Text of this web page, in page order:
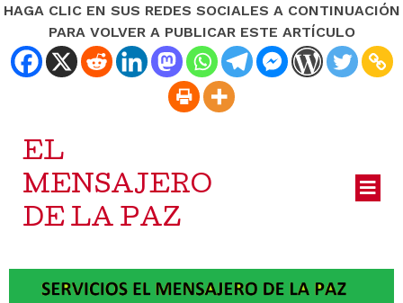
HAGA CLIC EN SUS REDES SOCIALES A CONTINUACIÓN
PARA VOLVER A PUBLICAR ESTE ARTÍCULO
EL
MENSAJERO
DE LA PAZ